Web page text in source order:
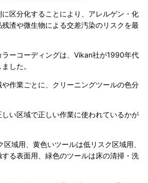
区分化することにより、アレルゲン・化
渣や微生物による交差汚染のリスクを最
ーコーディングは、Vikan社が1990年代
した。
作業ごとに、クリーニングツールの色分
い区域で正しい作業に使われているかが
域用、黄色いツールは低リスク区域用、
る表面用、緑色のツールは床の清掃・洗